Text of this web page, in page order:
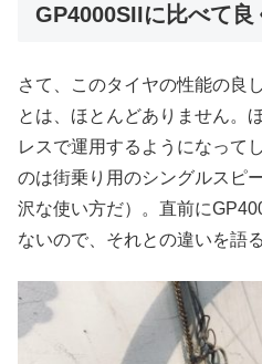
GP4000SIIに比べて良
さて、このタイヤの性能の良
とは、ほとんどありません。
レスで運用するようになって
のは街乗り用のシングルスピ
沢な使い方だ）。直前に
ないので、それとの違いを語